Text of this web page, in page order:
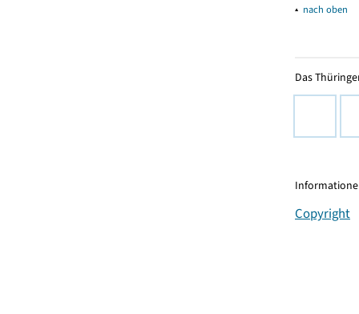
▴ nach oben
Das
Copyright